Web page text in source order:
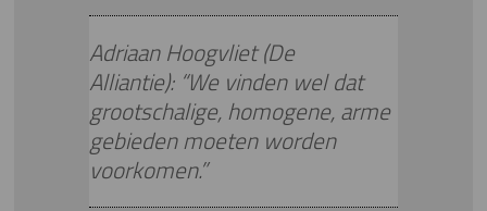
Adriaan Hoogvliet (De
Alliantie): “We vinden wel dat
grootschalige, homogene, arme
gebieden moeten worden
voorkomen.”